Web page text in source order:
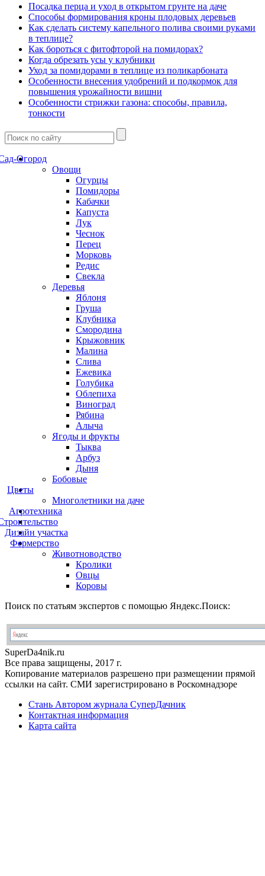
Посадка перца и уход в открытом грунте на даче
Способы формирования кроны плодовых деревьев
Как сделать систему капельного полива своими руками
в теплице?
Как бороться с фитофторой на помидорах?
Когда обрезать усы у клубники
Уход за помидорами в теплице из поликарбоната
Особенности внесения удобрений и подкормок для
повышения урожайности вишни
Особенности стрижки газона: способы, правила,
тонкости
Огород
Овощи
Огурцы
Помидоры
Кабачки
Капуста
Лук
Чеснок
Перец
Морковь
Редис
Свекла
Деревья
Яблоня
Груша
Клубника
Смородина
Крыжовник
Малина
Слива
Ежевика
Голубика
Облепиха
Виноград
Рябина
Алыча
Ягоды и фрукты
Тыква
Арбуз
Дыня
Бобовые
Цветы
Многолетники на даче
Агротехника
Дизайн участка
Фермерство
Животноводство
Кролики
Овцы
Коровы
Поиск по статьям экспертов с помощью Яндекс.Поиск:
SuperDa4nik.ru
Все права защищены, 2017 г.
Копирование материалов разрешено при размещении прямой
ссылки на сайт. СМИ зарегистрировано в Роскомнадзоре
Стань Автором журнала СуперДачник
Контактная информация
Карта сайта